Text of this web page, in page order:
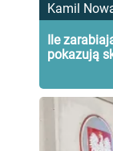
Kamil
Ile
pokazują